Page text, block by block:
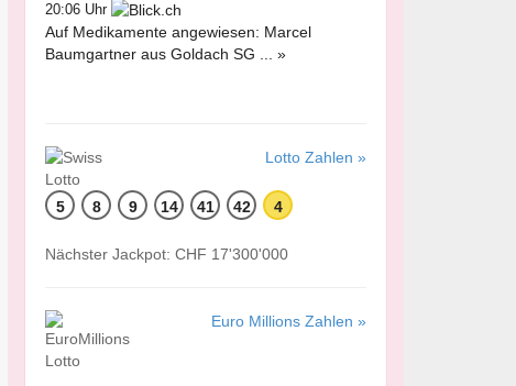
20:06 Uhr
Auf Medikamente angewiesen: Marcel
Baumgartner aus Goldach SG ... »
Lotto Zahlen »
5 8 9 14 41 42 4
Nächster Jackpot: CHF 17'300'000
Euro Millions Zahlen »